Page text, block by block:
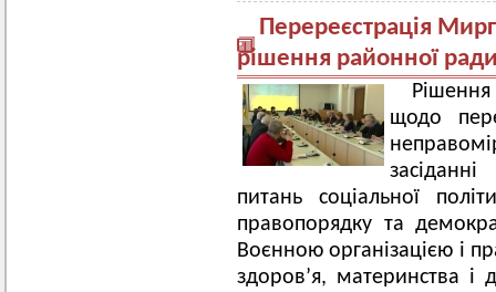
Перереєстрація
рішення районної
щодо
питань соціальної
правопорядку та
Воєнною організацією і
здоров’я, материнства і